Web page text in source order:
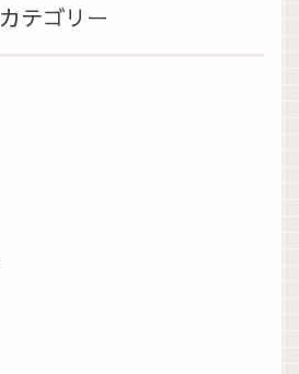
カテゴリー